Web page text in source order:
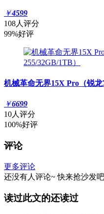
￥4599
108人评分
99%好评
机械革命无界15X Pro（锐龙
￥6699
10人评分
100%好评
评论
更多评论
还没有人评论~ 快来抢沙发
读过此文的还读过